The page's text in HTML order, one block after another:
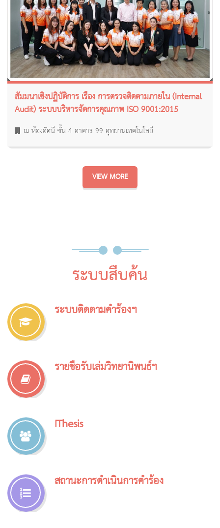
สัมมนาเชิงปฏิบัติการ เรื่อง การตรวจติดตามภายใน (Internal
Audit) ระบบบริหารจัดการคุณภาพ ISO 9001:2015
ณ ห้องอัคนี ชั้น 4 อาคาร 99 อุทยานเทคโนโลยี
VIEW MORE
ระบบสืบค้น
ระบบติดตามคำร้องฯ
รายชื่อรับเล่มวิทยานิพนธ์ฯ
IThesis
สถานะการดำเนินการคำร้อง